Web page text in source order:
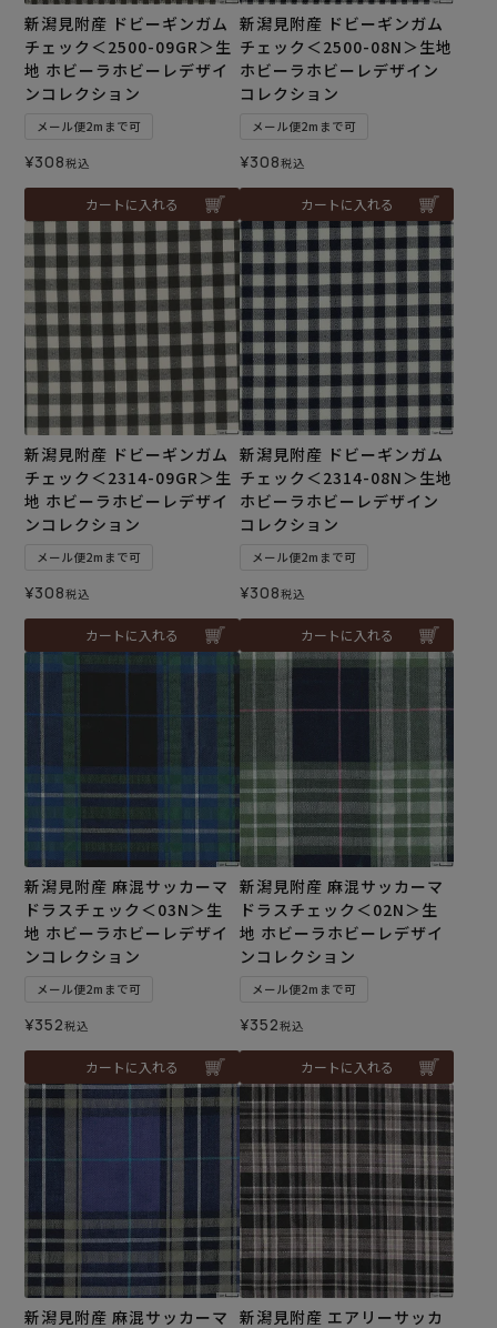
新潟見附産 ドビーギンガム
チェック＜2500-09GR＞生
地 ホビーラホビーレデザイ
ンコレクション
メール便2mまで可
¥308税込
カートに入れる
新潟見附産 ドビーギンガム
チェック＜2500-08N＞生地
ホビーラホビーレデザイン
コレクション
メール便2mまで可
¥308税込
カートに入れる
新潟見附産 ドビーギンガム
チェック＜2314-09GR＞生
地 ホビーラホビーレデザイ
ンコレクション
メール便2mまで可
¥308税込
カートに入れる
新潟見附産 ドビーギンガム
チェック＜2314-08N＞生地
ホビーラホビーレデザイン
コレクション
メール便2mまで可
¥308税込
カートに入れる
新潟見附産 麻混サッカーマ
ドラスチェック＜03N＞生
地 ホビーラホビーレデザイ
ンコレクション
メール便2mまで可
¥352税込
カートに入れる
新潟見附産 麻混サッカーマ
ドラスチェック＜02N＞生
地 ホビーラホビーレデザイ
ンコレクション
メール便2mまで可
¥352税込
カートに入れる
新潟見附産 麻混サッカーマ 新潟見附産 エアリーサッカ